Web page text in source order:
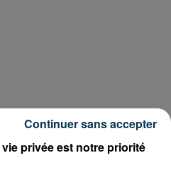
privée est notre priorité
Continuer sans accepter